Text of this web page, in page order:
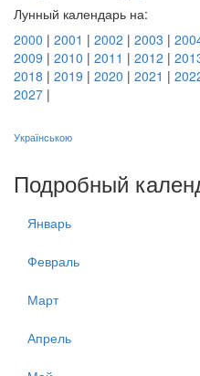
Лунный календарь на:
2000 | 2001 | 2002 | 2003 |
2009 | 2010 | 2011 | 2012 |
2018 | 2019 | 2020 | 2021 |
2027 |
Українською
Подробный
Январь
Февраль
Март
Апрель